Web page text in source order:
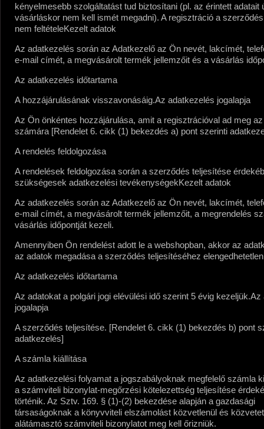
kényelmesebb szolgáltatást tud biztosítani (pl. az érintett adatait
vásárláskor nem kell ismét megadni). A regisztráció a
nem feltételeKezelt adatok
Az adatkezelés során az Adatkezelő az Ön nevét, lakcímét,
e-mail címét, a megvásárolt termék jellemzőit és a vásárlás
Az adatkezelés időtartama
A hozzájárulásának visszavonásáig.Az adatkezelés jogalapja
Az Ön önkéntes hozzájárulása, amit a regisztrációval ad meg
számára [Rendelet 6. cikk (1) bekezdés a) pont szerinti
A rendelés feldolgozása
A rendelések feldolgozása során a szerződés teljesítése
szükségesek adatkezelési tevékenységekKezelt adatok
Az adatkezelés során az Adatkezelő az Ön nevét, lakcímét,
e-mail címét, a megvásárolt termék jellemzőit, a megrendelés
vásárlás időpontját kezeli.
Amennyiben Ön rendelést adott le a webshopban, akkor az
az adatok megadása a szerződés teljesítéséhez
Az adatkezelés időtartama
Az adatokat a polgári jogi elévülési idő szerint 5 évig kezeljük.Az
jogalapja
A szerződés teljesítése. [Rendelet 6. cikk (1) bekezdés b) pont
adatkezelés]
A számla kiállítása
Az adatkezelési folyamat a jogszabályoknak megfelelő számla
a számviteli bizonylat-megőrzési kötelezettség teljesítése
történik. Az Sztv. 169. § (1)-(2) bekezdése alapján a gazdasági
társaságoknak a könyvviteli elszámolást közvetlenül és
alátámasztó számviteli bizonylatot meg kell őrizniük.